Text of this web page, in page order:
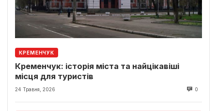
КРЕМЕНЧУК
Кременчук: історія міста та найцікавіші
місця для туристів
24 Травня, 2026 0